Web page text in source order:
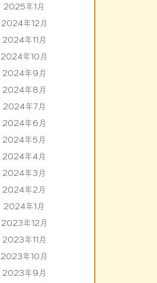
2025年1月
2024年12月
2024年11月
2024年10月
2024年9月
2024年8月
2024年7月
2024年6月
2024年5月
2024年4月
2024年3月
2024年2月
2024年1月
2023年12月
2023年11月
2023年10月
2023年9月